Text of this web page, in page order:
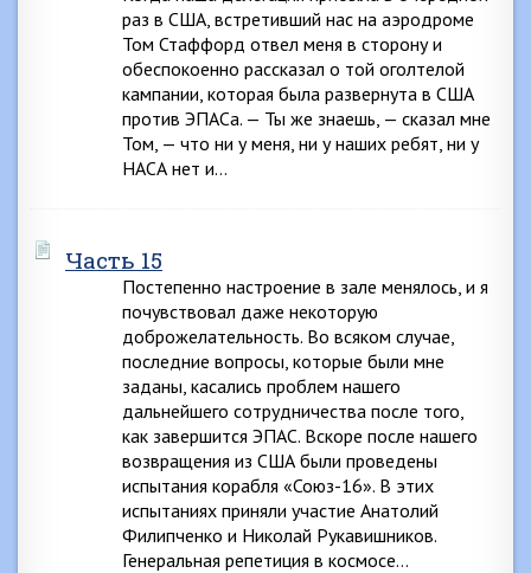
раз в США, встретивший нас на аэродроме
Том Стаффорд отвел меня в сторону и
обеспокоенно рассказал о той оголтелой
кампании, которая была развернута в США
против ЭПАСа. — Ты же знаешь, — сказал мне
Том, — что ни у меня, ни у наших ребят, ни у
НАСА нет и…
Часть 15
Постепенно настроение в зале менялось, и я
почувствовал даже некоторую
доброжелательность. Во всяком случае,
последние вопросы, которые были мне
заданы, касались проблем нашего
дальнейшего сотрудничества после того,
как завершится ЭПАС. Вскоре после нашего
возвращения из США были проведены
испытания корабля «Союз-16». В этих
испытаниях приняли участие Анатолий
Филипченко и Николай Рукавишников.
Генеральная репетиция в космосе…